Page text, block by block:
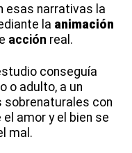
esas narrativas la
la animación
acción real.
conseguía
o adulto, a un
sobrenaturales con
el amor y el bien se
mal.